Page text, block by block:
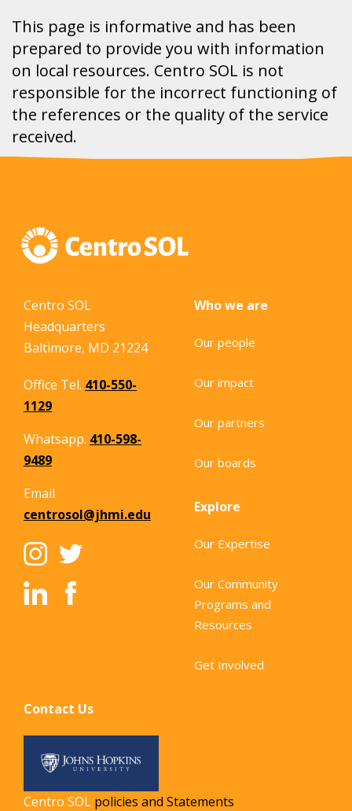
This page is informative and has been
prepared to provide you with information
on local resources. Centro SOL is not
responsible for the incorrect functioning of
the references or the quality of the service
received.
Centro SOL
Headquarters
Baltimore, MD 21224
Office Tel. 410-550-
1129
Whatsapp. 410-598-
9489
Email
centrosol@jhmi.edu
Who we are
Our people
Our impact
Our partners
Our boards
Explore
Our Expertise
Our Community
Programs and
Resources
Get Involved
Contact Us
Centro SOL policies and Statements